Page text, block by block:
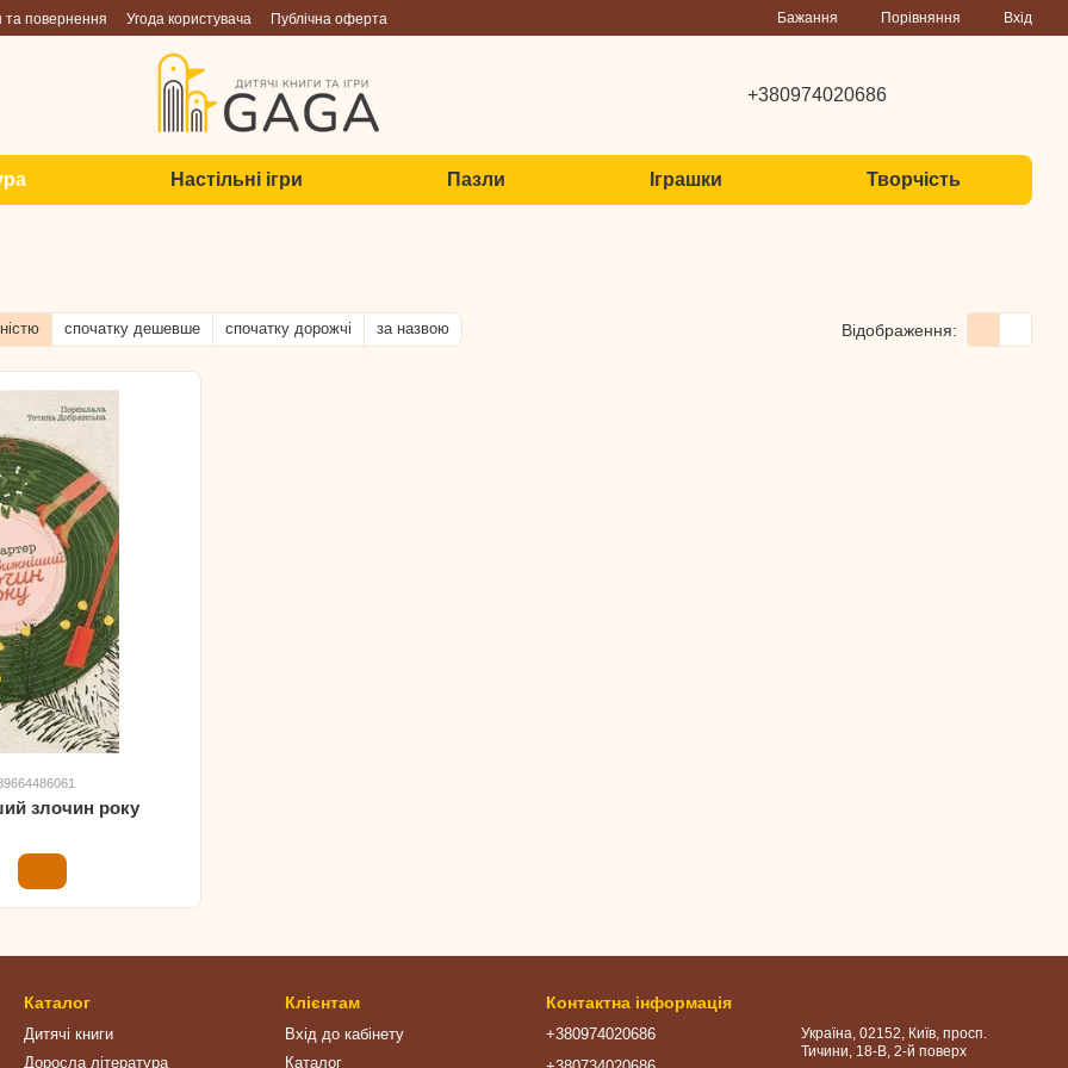
та повернення Угода користувача Публічна оферта Бажання Порівняння Вхід
+380974020686
Настільні ігри Пазли Іграшки Творчість
спочатку дешевше спочатку дорожчі за назвою Відображення:
злочин року
Каталог
Дитячі книги
Доросла література
Клієнтам
Вхід до кабінету
Каталог
Контактна інформація
+380974020686
Україна, 02152, Київ, просп.
Тичини, 18-В, 2-й поверх